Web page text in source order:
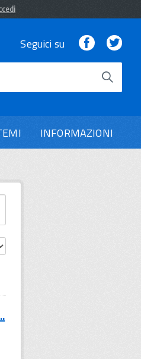
Seguici su Facebook
INFORMAZIONI